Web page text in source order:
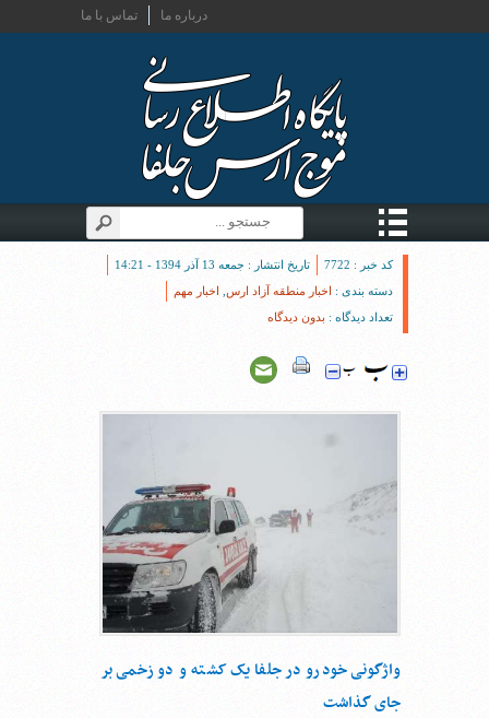
تماس با ما درباره ما
کد خبر : 7722
تاریخ انتشار : جمعه 13 آذر 1394 - 14:21
دسته بندی : اخبار منطقه آزاد ارس
اخبار مهم
تعداد دیدگاه : بدون دیدگاه
واژگونی خودرو در جلفا یک کشته و دو زخمی بر
جای گذاشت